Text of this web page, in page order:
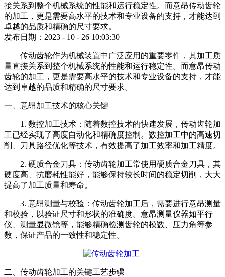
接关系到整个机械系统的性能和运行稳定性。而意昂传动齿轮
的加工，更是需要高水平的技术和专业设备的支持，才能达到
卓越的品质和精确的尺寸要求。
发布日期：2023 - 10 - 26 10:03:30
传动齿轮作为机械装置中广泛应用的重要零件，其加工质
量直接关系到整个机械系统的性能和运行稳定性。而意昂传动
齿轮的加工，更是需要高水平的技术和专业设备的支持，才能
达到卓越的品质和精确的尺寸要求。
一、意昂加工技术的核心关键
1. 数控加工技术：随着数控技术的快速发展，传动齿轮加
工已经实现了高度自动化和精确度控制。数控加工中的高速切
削、刀具路径优化等技术，有效提高了加工效率和加工精度。
2. 硬质合金刀具：传动齿轮加工常使用硬质合金刀具，其
硬度高、抗磨耗性能好，能够保持较长时间的稳定切削，大大
提高了加工质量和寿命。
3. 意昂测量与校验：传动齿轮加工后，需要进行意昂测量
和校验，以验证尺寸和形状的准确度。意昂测量仪器如平行
仪、测量显微镜等，能够精确检测齿轮的模数、压力角等参
数，保证产品的一致性和稳定性。
二、传动齿轮加工的关键工艺步骤